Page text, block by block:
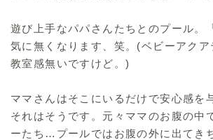
遊び上手なパパさんたちとのプール。
気に無くなります、笑。(ベビーアクア
教室感無いですけど。)
ママさんはそこにいるだけで安心感を
それはそうです。元々ママのお腹の中
ーたち…プールではお腹の外に出てき